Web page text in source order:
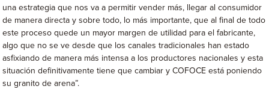
una estrategia que nos va a permitir vender más, llegar al consumidor
de manera directa y sobre todo, lo más importante, que al final de todo
este proceso quede un mayor margen de utilidad para el fabricante,
algo que no se ve desde que los canales tradicionales han estado
asfixiando de manera más intensa a los productores nacionales y esta
situación definitivamente tiene que cambiar y COFOCE está poniendo
su granito de arena”.